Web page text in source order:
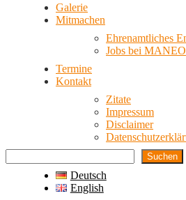
Galerie
Mitmachen
Ehrenamtliches
Jobs bei MANEO
Termine
Kontakt
Zitate
Impressum
Disclaimer
Suchen
Deutsch
English